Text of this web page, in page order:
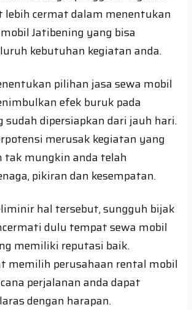
cermat dalam menentukan
Jatibening yang bisa
kebutuhan kegiatan anda.
pilihan jasa sewa mobil
efek buruk pada
sudah dipersiapkan dari jauh hari.
merusak kegiatan yang
tak mungkin anda telah
pikiran dan kesempatan.
hal tersebut, sungguh bijak
dulu tempat sewa mobil
memiliki reputasi baik.
memilih perusahaan rental mobil
perjalanan anda dapat
dengan harapan.